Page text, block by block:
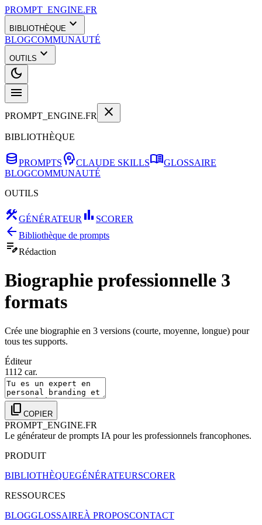
PROMPT_ENGINE.FR
BIBLIOTHÈQUE expand_more
BLOGCOMMUNAUTÉ
OUTILS expand_more
dark_mode
menu
PROMPT_ENGINE.FR close
BIBLIOTHÈQUE
databasePROMPTS psychologyCLAUDE SKILLSmenu_bookGLOSSAIRE
BLOGCOMMUNAUTÉ
OUTILS
constructionGÉNÉRATEUR bar_chart SCORER
arrow_back Bibliothèque de prompts
edit_noteRédaction
Biographie professionnelle 3
formats
Crée une biographie en 3 versions (courte, moyenne, longue) pour
tous tes supports.
Éditeur
1112 car.
content_copy COPIER
PROMPT_ENGINE.FR
Le générateur de prompts IA pour les professionnels francophones.
PRODUIT
BIBLIOTHÈQUEGÉNÉRATEURSCORER
RESSOURCES
BLOGGLOSSAIREÀ PROPOSCONTACT